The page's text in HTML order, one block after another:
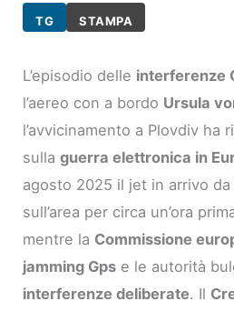
TG STAMPA
L’episodio delle interferenze
l’aereo con a bordo Ursula
l’avvicinamento a Plovdiv ha
sullaguerra elettronica in
agosto 2025 il jet in arrivo
sull’area per circa un’ora
mentre la Commissione
jamming Gps e le autorità
interferenze deliberate. Il